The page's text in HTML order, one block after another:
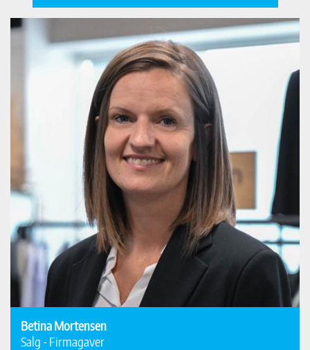
Betina Mortensen
Salg - Firmagaver